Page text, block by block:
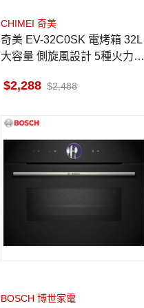
CHIMEI 奇美
奇美 EV-32C0SK 電烤箱 32L
大容量 側旋風設計 5種火力模
2,288 2,488
BOSCH 博世家電